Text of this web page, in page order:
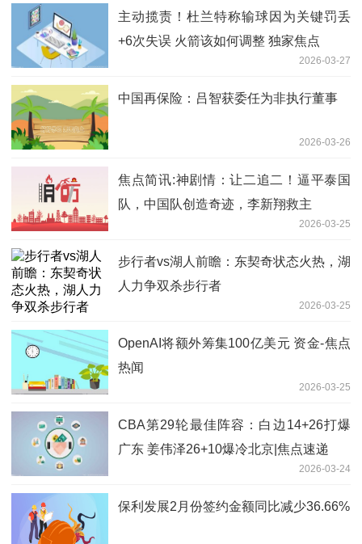
主动揽责！杜兰特称输球因为关键罚丢
+6次失误 火箭该如何调整 独家焦点
2026-03-27
中国再保险：吕智获委任为非执行董事
2026-03-26
焦点简讯:神剧情：让二追二！逼平泰国
队，中国队创造奇迹，李新翔救主
2026-03-25
步行者vs湖人前瞻：东契奇状态火热，湖
人力争双杀步行者
2026-03-25
OpenAI将额外筹集100亿美元 资金-焦点
热闻
2026-03-25
CBA第29轮最佳阵容：白边14+26打爆
广东 姜伟泽26+10爆冷北京|焦点速递
2026-03-24
保利发展2月份签约金额同比减少36.66%